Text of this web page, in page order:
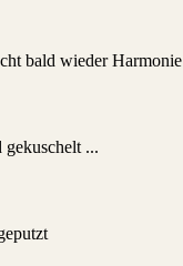
bald wieder Harmonie
gekuschelt ...